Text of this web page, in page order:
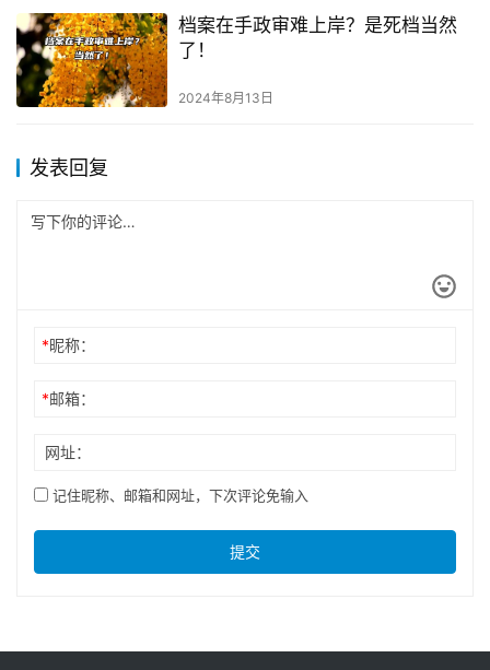
档案在手政审难上岸？是死档当然
了！
2024年8月13日
发表回复
*昵称：
*邮箱：
网址：
记住昵称、邮箱和网址，下次评论免输入
提交